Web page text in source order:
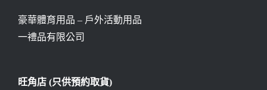
豪華體育用品 – 戶外活動用品
一禮品有限公司
旺角店 (只供預約取貨)